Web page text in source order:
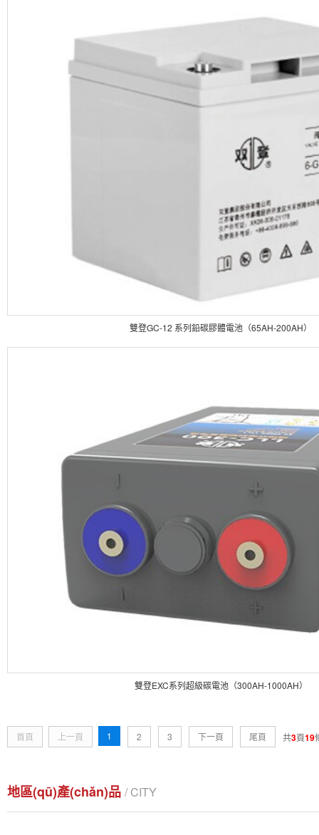
雙登GC-12 系列鉛碳膠體電池（65AH-200AH）
雙登EXC系列超級碳電池（300AH-1000AH）
首頁 上一頁 1 2 3 下一頁 尾頁 共3頁19
地區(qū)產(chǎn)品 / CITY